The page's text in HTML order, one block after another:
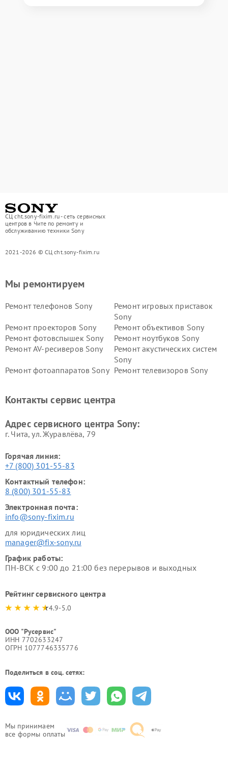
СЦ cht.sony-fixim.ru - сеть сервисных
центров в Чите по ремонту и
обслуживанию техники Sony
2021-2026 © СЦ cht.sony-fixim.ru
Мы принимаем
все формы оплаты
Мы ремонтируем
Ремонт телефонов Sony
Ремонт игровых приставок
Sony
Ремонт проекторов Sony
Ремонт объективов Sony
Ремонт фотовспышек Sony
Ремонт ноутбуков Sony
Ремонт AV-ресиверов Sony
Ремонт акустических систем
Sony
Ремонт фотоаппаратов Sony Ремонт телевизоров Sony
Контакты сервис центра
Адрес сервисного центра Sony:
г. Чита, ул. Журавлёва, 79
Горячая линия:
+7 (800) 301-55-83
Контактный телефон:
8 (800) 301-55-83
Электронная почта:
info@sony-fixim.ru
для юридических лиц
manager@fix-sony.ru
График работы:
ПН-ВСК с 9:00 до 21:00 без перерывов и выходных
Рейтинг сервисного центра
4.9-5.0
ООО "Русервис"
ИНН 7702633247
ОГРН 1077746335776
Поделиться в соц. сетях: